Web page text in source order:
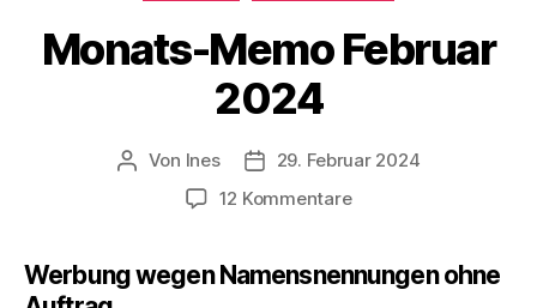
Monats-Memo Februar
2024
Beitragsautor
Von Ines Veröffentlichungsdatum
29. Februar 2024
12 Kommentarezu
Februar
Werbung wegen Namensnennungen ohne